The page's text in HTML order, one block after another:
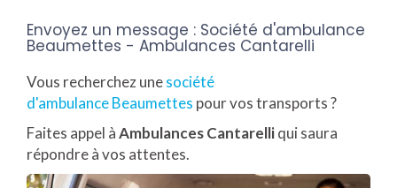
Envoyez un message : Société d'ambulance
Beaumettes - Ambulances Cantarelli
Vous recherchez unesociété
d'ambulance Beaumettes pour vos transports ?
Faites appel àAmbulances Cantarelliqui saura
répondre à vos attentes.